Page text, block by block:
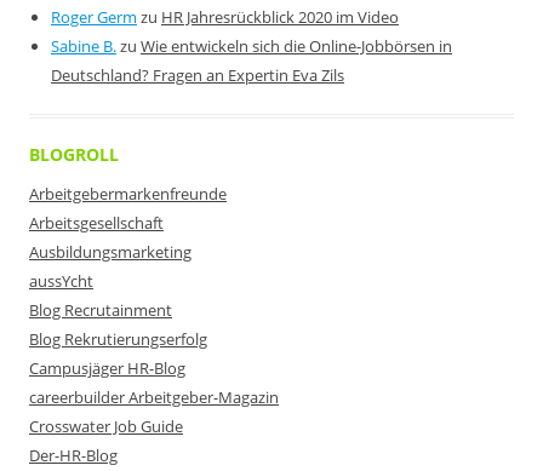
Roger Germ zu HR Jahresrückblick 2020 im Video
Sabine B.zu Wie entwickeln sich die Online-Jobbörsen in
Deutschland? Fragen an Expertin Eva Zils
BLOGROLL
Arbeitgebermarkenfreunde
Arbeitsgesellschaft
Ausbildungsmarketing
aussYcht
Blog Recrutainment
Blog Rekrutierungserfolg
Campusjäger HR-Blog
careerbuilder Arbeitgeber-Magazin
Crosswater Job Guide
Der-HR-Blog